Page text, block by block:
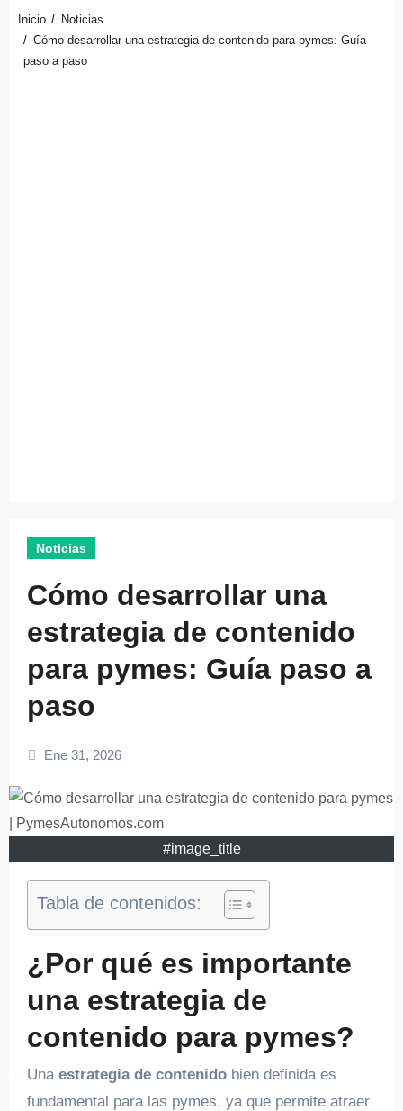
Inicio
Noticias
Cómo desarrollar una estrategia de contenido para pymes: Guía
paso a paso
Noticias
Cómo desarrollar una
estrategia de contenido
para pymes: Guía paso a
paso
Ene 31, 2026
#image_title
Tabla de contenidos:
¿Por qué es importante
una estrategia de
contenido para pymes?
Una estrategia de contenidobien definida es
fundamental para las pymes, ya que permite atraer